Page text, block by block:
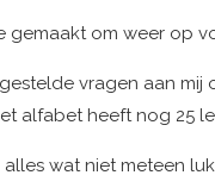
gemaakt om weer op
vragen aan
alfabet heeft nog 25
wat niet meteen